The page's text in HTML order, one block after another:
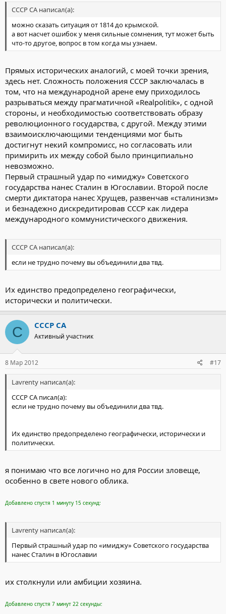
СССР СА написал(а):
можно сказать ситуация от 1814 до крымской.
а вот насчет ошибок у меня сильные сомнения, тут может быть
что-то другое, вопрос в том когда мы узнаем.
Прямых исторических аналогий, с моей точки зрения,
здесь нет. Сложность положения СССР заключалась в
том, что на международной арене ему приходилось
разрываться между прагматичной «Realpolitik», с одной
стороны, и необходимостью соответствовать образу
революционного государства, с другой. Между этими
взаимоисключающими тенденциями мог быть
достигнут некий компромисс, но согласовать или
примирить их между собой было принципиально
невозможно.
Первый страшный удар по «имиджу» Советского
государства нанес Сталин в Югославии. Второй после
смерти диктатора нанес Хрущев, развенчав «сталинизм»
и безнадежно дискредитировав СССР как лидера
международного коммунистического движения.
СССР СА написал(а):
если не трудно почему вы объединили два твд.
Их единство предопределено географически,
исторически и политически.
С СССР СА
Активный участник
8 Мар 2012 #17
Lavrenty написал(а):
СССР СА писал(а):
если не трудно почему вы объединили два твд.
Их единство предопределено географически, исторически и
политически.
я понимаю что все логично но для России зловеще,
особенно в свете нового облика.
Добавлено спустя 1 минуту 15 секунд:
Lavrenty написал(а):
Первый страшный удар по «имиджу» Советского государства
нанес Сталин в Югославии
их столкнули или амбиции хозяина.
Добавлено спустя 7 минут 22 секунды: